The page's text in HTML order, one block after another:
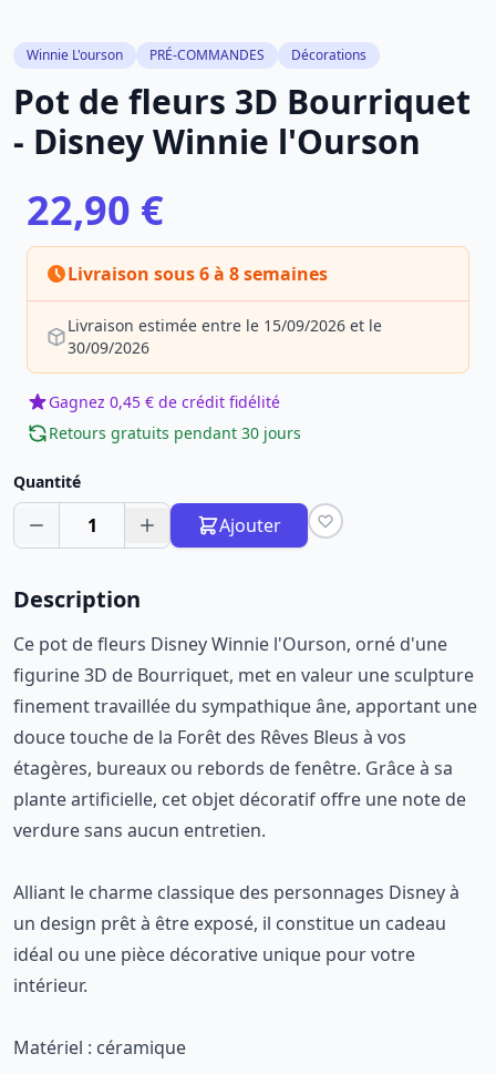
Winnie L'ourson PRÉ-COMMANDES Décorations
Pot de fleurs 3D Bourriquet
- Disney Winnie l'Ourson
22,90 €
Livraison sous 6 à 8 semaines
Livraison estimée entre le 15/09/2026 et le
30/09/2026
Gagnez 0,45 € de crédit fidélité
Retours gratuits pendant 30 jours
Quantité
1 Ajouter
Description
Ce pot de fleurs Disney Winnie l'Ourson, orné d'une
figurine 3D de Bourriquet, met en valeur une sculpture
finement travaillée du sympathique âne, apportant une
douce touche de la Forêt des Rêves Bleus à vos
étagères, bureaux ou rebords de fenêtre. Grâce à sa
plante artificielle, cet objet décoratif offre une note de
verdure sans aucun entretien.
Alliant le charme classique des personnages Disney à
un design prêt à être exposé, il constitue un cadeau
idéal ou une pièce décorative unique pour votre
intérieur.
Matériel : céramique